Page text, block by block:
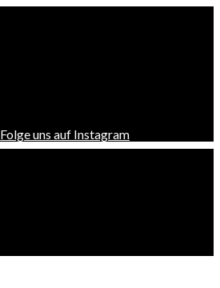
Folge uns auf Instagram